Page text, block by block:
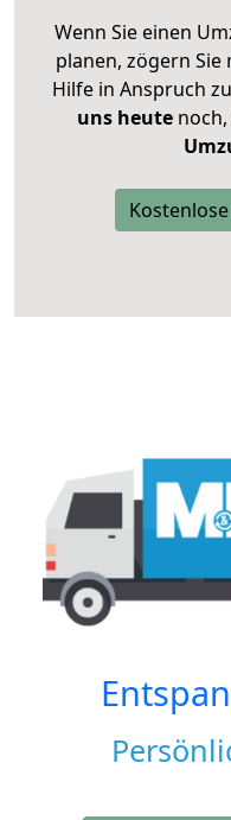
Wenn Sie einen
planen, zögern
Hilfe in Anspruch
uns heutenoch,